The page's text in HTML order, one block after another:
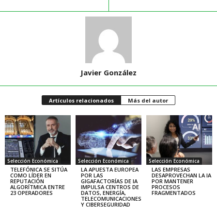
Javier González
Artículos relacionados Más del autor
Selección Económica
TELEFÓNICA SE SITÚA
COMO LÍDER EN
REPUTACIÓN
ALGORÍTMICA ENTRE
23 OPERADORES
Selección Económica
LA APUESTA EUROPEA
POR LAS
GIGAFACTORÍAS DE IA
IMPULSA CENTROS DE
DATOS, ENERGÍA,
TELECOMUNICACIONES
Y CIBERSEGURIDAD
Selección Económica
LAS EMPRESAS
DESAPROVECHAN LA IA
POR MANTENER
PROCESOS
FRAGMENTADOS